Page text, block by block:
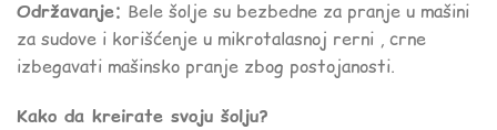
Održavanje: Bele šolje su bezbedne za pranje u mašini
za sudove i korišćenje u mikrotalasnoj rerni , crne
izbegavati mašinsko pranje zbog postojanosti.
Kako da kreirate svoju šolju?